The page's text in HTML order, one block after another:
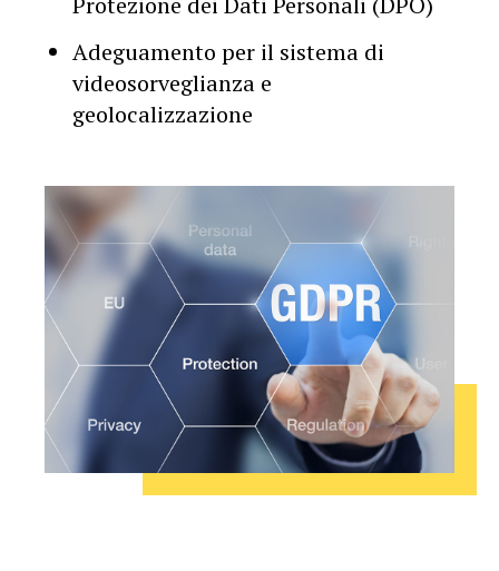
Adeguamento per il sistema di
videosorveglianza e
geolocalizzazione